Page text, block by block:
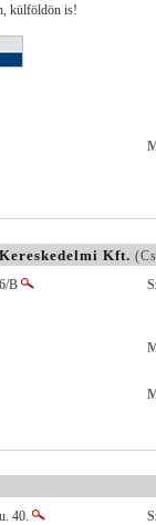
külföldön is!
Kft.
B
40.